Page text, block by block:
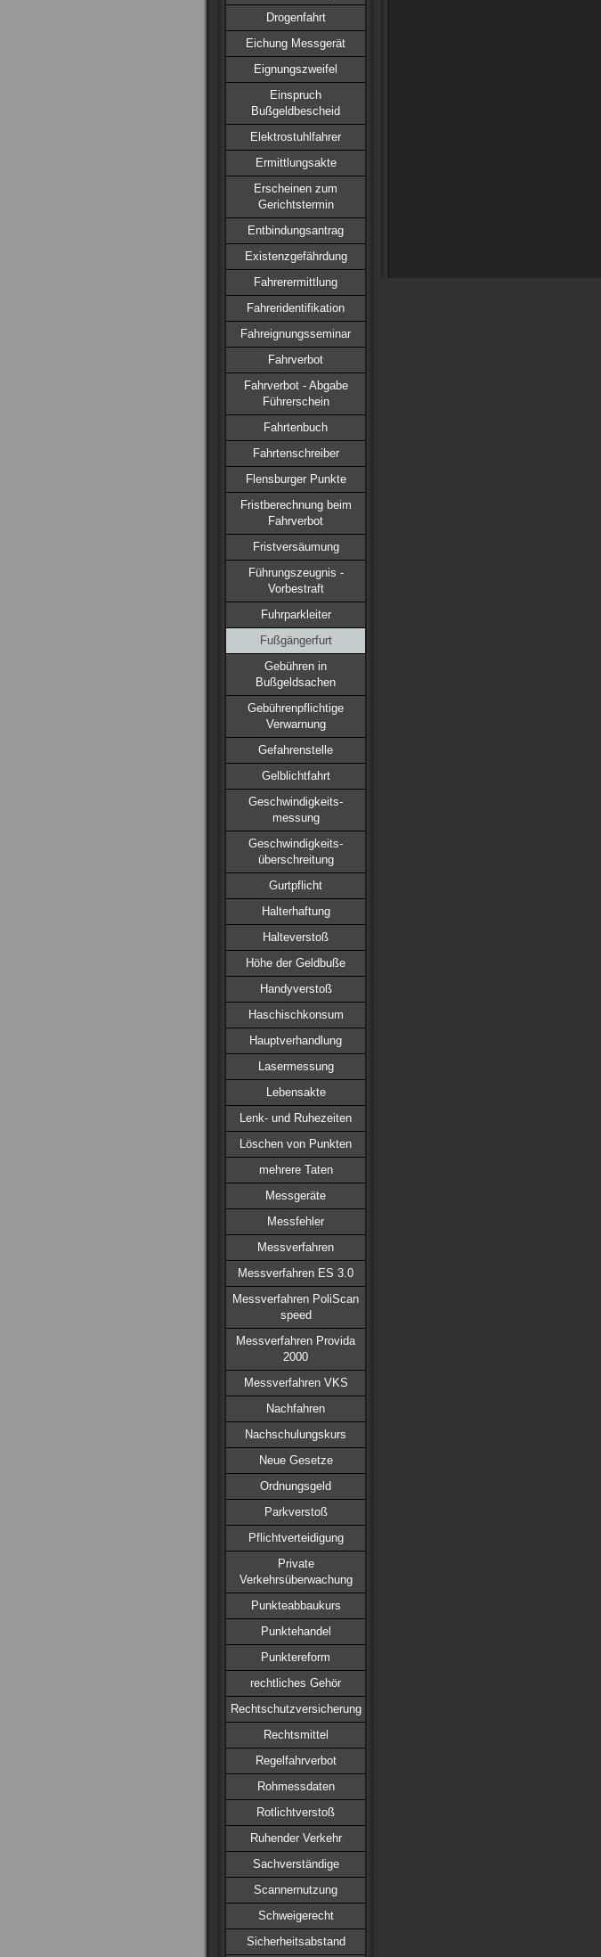
Drogenfahrt
Eichung Messgerät
Eignungszweifel
Einspruch
Bußgeldbescheid
Elektrostuhlfahrer
Ermittlungsakte
Erscheinen zum
Gerichtstermin
Entbindungsantrag
Existenzgefährdung
Fahrerermittlung
Fahreridentifikation
Fahreignungsseminar
Fahrverbot
Fahrverbot - Abgabe
Führerschein
Fahrtenbuch
Fahrtenschreiber
Flensburger Punkte
Fristberechnung beim
Fahrverbot
Fristversäumung
Führungszeugnis -
Vorbestraft
Fuhrparkleiter
Fußgängerfurt
Gebühren in
Bußgeldsachen
Gebührenpflichtige
Verwarnung
Gefahrenstelle
Gelblichtfahrt
Geschwindigkeits-
messung
Geschwindigkeits-
überschreitung
Gurtpflicht
Halterhaftung
Halteverstoß
Höhe der Geldbuße
Handyverstoß
Haschischkonsum
Hauptverhandlung
Lasermessung
Lebensakte
Lenk- und Ruhezeiten
Löschen von Punkten
mehrere Taten
Messgeräte
Messfehler
Messverfahren
Messverfahren ES 3.0
Messverfahren PoliScan
speed
Messverfahren Provida
2000
Messverfahren VKS
Nachfahren
Nachschulungskurs
Neue Gesetze
Ordnungsgeld
Parkverstoß
Pflichtverteidigung
Private
Verkehrsüberwachung
Punkteabbaukurs
Punktehandel
Punktereform
rechtliches Gehör
Rechtschutzversicherung
Rechtsmittel
Regelfahrverbot
Rohmessdaten
Rotlichtverstoß
Ruhender Verkehr
Sachverständige
Scannernutzung
Schweigerecht
Sicherheitsabstand